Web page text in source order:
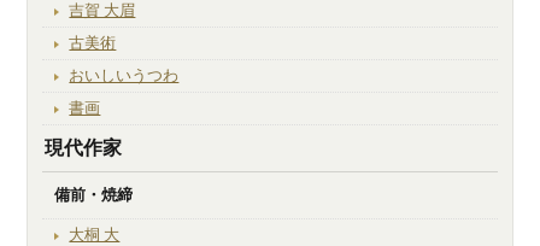
吉賀 大眉
古美術
おいしいうつわ
書画
現代作家
備前・焼締
大桐 大